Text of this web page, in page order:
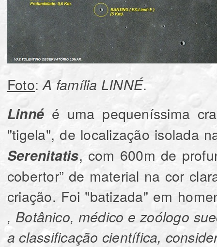
Foto:A família LINNÉ.
Linné é uma pequeníssima
"tigela", de localização isolada
Serenitatis, com 600m de
cobertor” de material na cor
criação. Foi "batizada" em
, Botânico, médico e zoólogo
a classificação científica,